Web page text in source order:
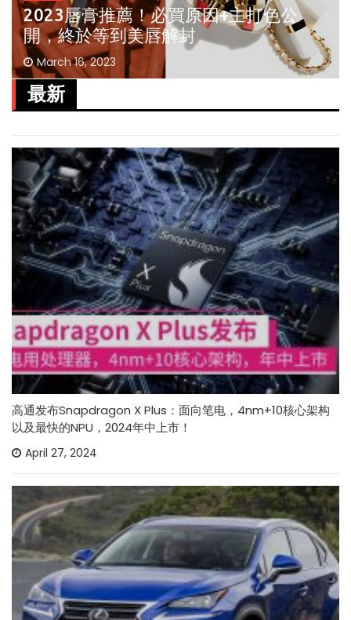
2023唇膏推薦！必買原因+主打色公
開，終於等到美唇解封
March 16, 2023
最新
高通发布Snapdragon X Plus：面向笔电，4nm+10核心架构
以及最快的NPU，2024年中上市！
April 27, 2024